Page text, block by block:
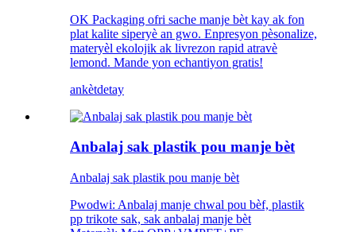
OK Packaging ofri sache manje bèt kay ak fon
plat kalite siperyè an gwo. Enpresyon pèsonalize,
materyèl ekolojik ak livrezon rapid atravè
lemond. Mande yon echantiyon gratis!
ankètdetay
Anbalaj sak plastik pou manje bèt
Anbalaj sak plastik pou manje bèt
Pwodwi: Anbalaj manje chwal pou bèf, plastik
pp trikote sak, sak anbalaj manje bèt